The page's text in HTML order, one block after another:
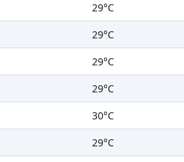
29°C
29°C
29°C
29°C
30°C
29°C